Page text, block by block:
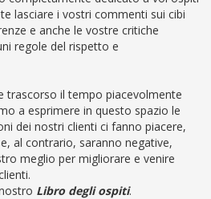
lasciare i vostri commenti sui cibi
e anche le vostre critiche
regole del rispetto e
trascorso il tempo piacevolmente
a esprimere in questo spazio le
dei nostri clienti ci fanno piacere,
al contrario, saranno negative,
meglio per migliorare e venire
Libro degli ospiti.